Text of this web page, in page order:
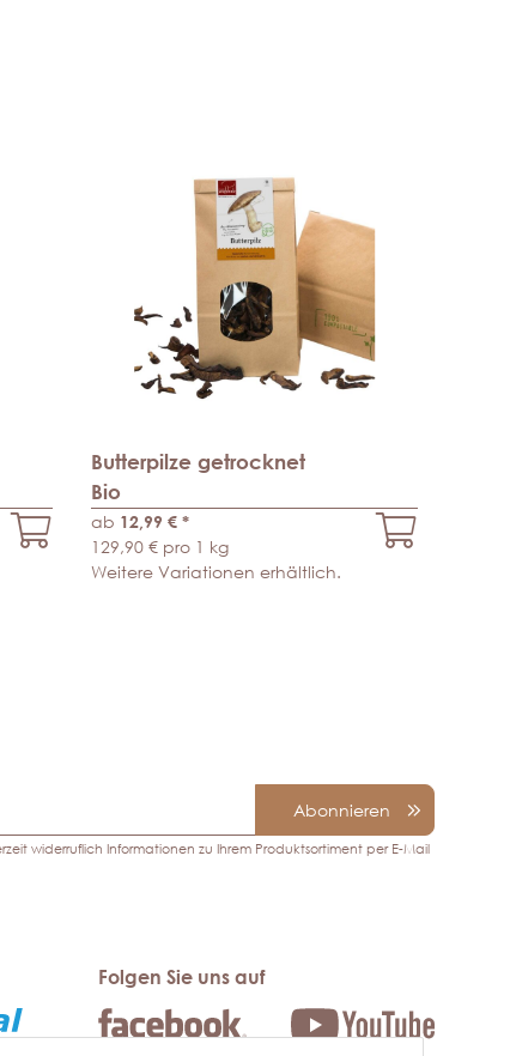
Butterpilze getrocknet
Bio
ab 12,99 € *
129,90 € pro 1 kg
Weitere Variationen erhältlich.
Abonnieren
widerruflich Informationen zu Ihrem Produktsortiment per E-Mail
Folgen Sie uns auf